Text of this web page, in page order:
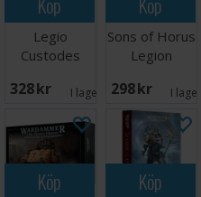
Legio
Custodes
328 SEK I lager: 3
Sons of Horus
Legion
Sheet
298 SEK I lager:
Köp Köp